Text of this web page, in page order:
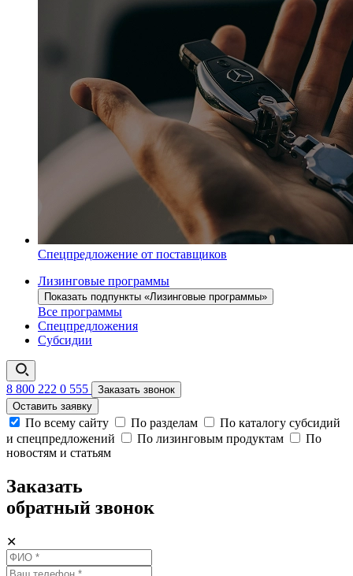
Спецпредложение от поставщиков
Лизинговые программы
Показать подпункты «Лизинговые программы»
Все программы
Спецпредложения
Субсидии
8 800 222 0 555
Заказать звонок
Оставить заявку
По всему сайту По разделам
По каталогу субсидий
и спецпредложений
По лизинговым продуктам
По
новостям и статьям
Заказать
обратный звонок
✕